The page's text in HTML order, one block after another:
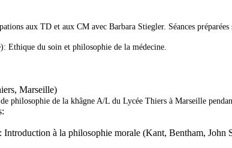
aux TD et aux CM avec Barbara Stiegler. Séances préparées
Ethique du soin et philosophie de la médecine.
Marseille)
de la khâgne A/L du Lycée Thiers à Marseille
Introduction à la philosophie morale (Kant, Bentham, John